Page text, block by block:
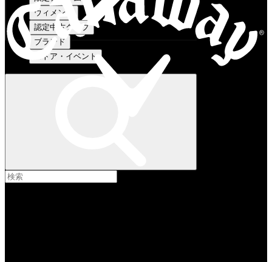
ウィメンズ
認定中古クラブ
ブランド
ストア・イベント